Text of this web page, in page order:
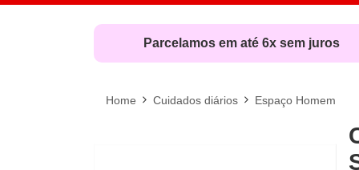
Cuidados
Parcelamos em até 6x sem juros
Home Cuidados diários Espaço Homem